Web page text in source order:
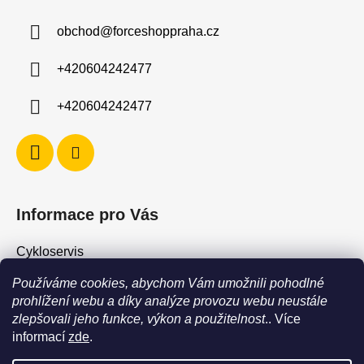
Používáme cookies, abychom Vám umožnili pohodlné
prohlížení webu a díky analýze provozu webu neustále
zlepšovali jeho funkce, výkon a použitelnost.. Více
informací zde.
obchod@forceshoppraha.cz
+420604242477
+420604242477
Informace pro Vás
Cykloservis
Skiservis
Obchodní podmínky
Podmínky ochrany osobních údajů